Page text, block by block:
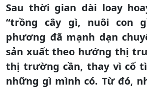
Sau thời gian dài loay
“trồng cây gì, nuôi con
phương đã mạnh dạn
sản xuất theo hướng thị
thị trường cần, thay vì cố
những gì mình có. Từ đó,